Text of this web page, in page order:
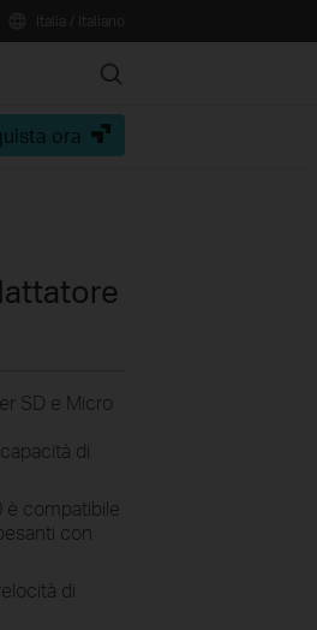
Search
ora
SD e Micro
di
è compatibile
con
di